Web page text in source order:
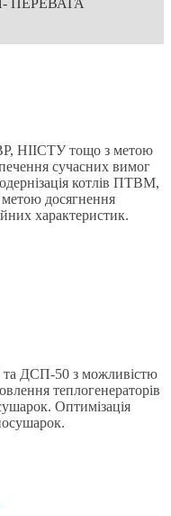
ПЕРЕВАГА
НІІСТУ тощо з метою
сучасних вимог
котлів ПТВМ,
досягнення
характеристик.
та ДСП-50 з можливістю
теплогенераторів
Оптимізація